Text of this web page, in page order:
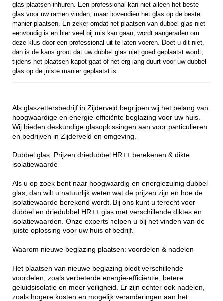
glas plaatsen inhuren. Een professional kan niet alleen het beste
glas voor uw ramen vinden, maar bovendien het glas op de beste
manier plaatsen. En zeker omdat het plaatsen van dubbel glas niet
eenvoudig is en hier veel bij mis kan gaan, wordt aangeraden om
deze klus door een professional uit te laten voeren. Doet u dit niet,
dan is de kans groot dat uw dubbel glas niet goed geplaatst wordt,
tijdens het plaatsen kapot gaat of het erg lang duurt voor uw dubbel
glas op de juiste manier geplaatst is.
Als glaszettersbedrijf in Zijderveld begrijpen wij het belang van
hoogwaardige en energie-efficiënte beglazing voor uw huis.
Wij bieden deskundige glasoplossingen aan voor particulieren
en bedrijven in Zijderveld en omgeving.
Dubbel glas: Prijzen driedubbel HR++ berekenen & dikte
isolatiewaarde
Als u op zoek bent naar hoogwaardig en energiezuinig dubbel
glas, dan wilt u natuurlijk weten wat de prijzen zijn en hoe de
isolatiewaarde berekend wordt. Bij ons kunt u terecht voor
dubbel en driedubbel HR++ glas met verschillende diktes en
isolatiewaarden. Onze experts helpen u bij het vinden van de
juiste oplossing voor uw huis of bedrijf.
Waarom nieuwe beglazing plaatsen: voordelen & nadelen
Het plaatsen van nieuwe beglazing biedt verschillende
voordelen, zoals verbeterde energie-efficiëntie, betere
geluidsisolatie en meer veiligheid. Er zijn echter ook nadelen,
zoals hogere kosten en mogelijk veranderingen aan het